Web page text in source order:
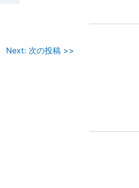
Next: 次の投稿 >>